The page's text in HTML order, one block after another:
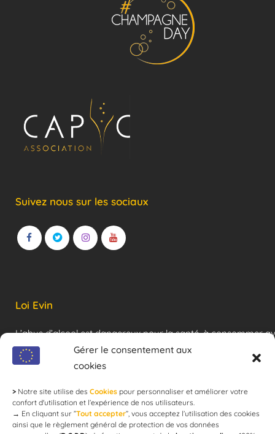
Gérer le consentement aux
cookies
> Notre site utilise des Cookies pour personnaliser et améliorer votre
confort d'utilisation et l’expérience de nos utilisateurs.
→ En cliquant sur ”Tout accepter”, vous acceptez l’utilisation des cookies
ainsi que le règlement général de protection de vos données
Suivez nous sur les sociaux
Loi Evin
L’abus d’alcool est dangereux pour la santé, à consommer
modération !
Newsletter